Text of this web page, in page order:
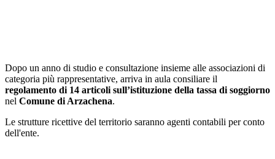
Dopo un anno di studio e consultazione insieme alle associazioni di
categoria più rappresentative, arriva in aula consiliare il
regolamento di 14 articoli sull’istituzione della tassa di soggiorno
nel Comune di Arzachena.
Le strutture ricettive del territorio saranno agenti contabili per conto
dell'ente.